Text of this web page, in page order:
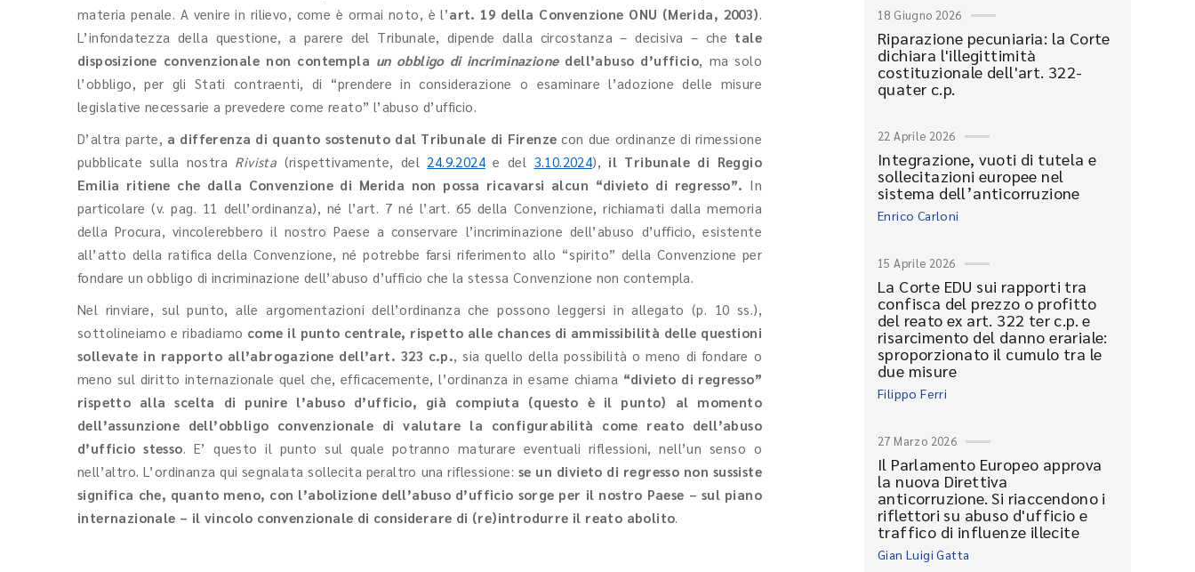
materia penale. A venire in rilievo, come è ormai noto, è l’art. 19 della Convenzione ONU (Merida, 2003).
L’infondatezza della questione, a parere del Tribunale, dipende dalla circostanza – decisiva – che tale
disposizione convenzionale non contempla un obbligo di incriminazionedell’abuso d’ufficio, ma solo
l’obbligo, per gli Stati contraenti, di “prendere in considerazione o esaminare l’adozione delle misure
legislative necessarie a prevedere come reato” l’abuso d’ufficio.
D’altra parte, a differenza di quanto sostenuto dal Tribunale di Firenze con due ordinanze di rimessione
pubblicate sulla nostra Rivista (rispettivamente, del 24.9.2024e del 3.10.2024), il Tribunale di Reggio
Emilia ritiene che dalla Convenzione di Merida non possa ricavarsi alcun “divieto di regresso”. In
particolare (v. pag. 11 dell’ordinanza), né l’art. 7 né l’art. 65 della Convenzione, richiamati dalla memoria
della Procura, vincolerebbero il nostro Paese a conservare l’incriminazione dell’abuso d’ufficio, esistente
all’atto della ratifica della Convenzione, né potrebbe farsi riferimento allo “spirito” della Convenzione per
fondare un obbligo di incriminazione dell’abuso d’ufficio che la stessa Convenzione non contempla.
Nel rinviare, sul punto, alle argomentazioni dell’ordinanza che possono leggersi in allegato (p. 10 ss.),
sottolineiamo e ribadiamo come il punto centrale, rispetto alle chances di ammissibilità delle questioni
sollevate in rapporto all’abrogazione dell’art. 323 c.p., sia quello della possibilità o meno di fondare o
meno sul diritto internazionale quel che, efficacemente, l’ordinanza in esame chiama “divieto di regresso”
rispetto alla scelta di punire l’abuso d’ufficio, già compiuta (questo è il punto) al momento
dell’assunzione dell’obbligo convenzionale di valutare la configurabilità come reato dell’abuso
d’ufficio stesso. E’ questo il punto sul quale potranno maturare eventuali riflessioni, nell’un senso o
nell’altro. L’ordinanza qui segnalata sollecita peraltro una riflessione: se un divieto di regresso non sussiste
significa che, quanto meno, con l’abolizione dell’abuso d’ufficio sorge per il nostro Paese – sul piano
internazionale – il vincolo convenzionale di considerare di (re)introdurre il reato abolito.
18 Giugno 2026
Riparazione pecuniaria: la Corte
dichiara l'illegittimità
costituzionale dell'art. 322-
quater c.p.
22 Aprile 2026
Integrazione, vuoti di tutela e
sollecitazioni europee nel
sistema dell’anticorruzione
Enrico Carloni
15 Aprile 2026
La Corte EDU sui rapporti tra
confisca del prezzo o profitto
del reato ex art. 322 ter c.p. e
risarcimento del danno erariale:
sproporzionato il cumulo tra le
due misure
Filippo Ferri
27 Marzo 2026
Il Parlamento Europeo approva
la nuova Direttiva
anticorruzione. Si riaccendono i
riflettori su abuso d'ufficio e
traffico di influenze illecite
Gian Luigi Gatta